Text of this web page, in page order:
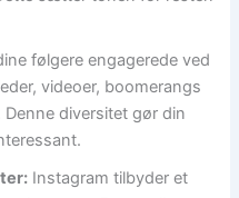
følgere engagerede ved
videoer, boomerangs
diversitet gør din
Instagram tilbyder et